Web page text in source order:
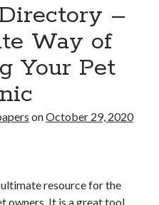
–
Way of
Your Pet
onOctober 29, 2020
resource for the
owners. It is a great tool